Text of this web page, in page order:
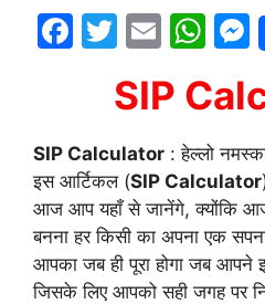
F
e
b
o
o
k
T
itt
er
E
ai
W
at
s
A
p
p
SIP
SIP Calculator : हेल्लो
इस आर्टिकल (SIP Calculator
आज आप यहाँ से जानेंगे, क्योंकि
बनना हर किसी का अपना एक
आपका जब ही पूरा होगा जब आपने
जिसके लिए आपको सही जगह पर